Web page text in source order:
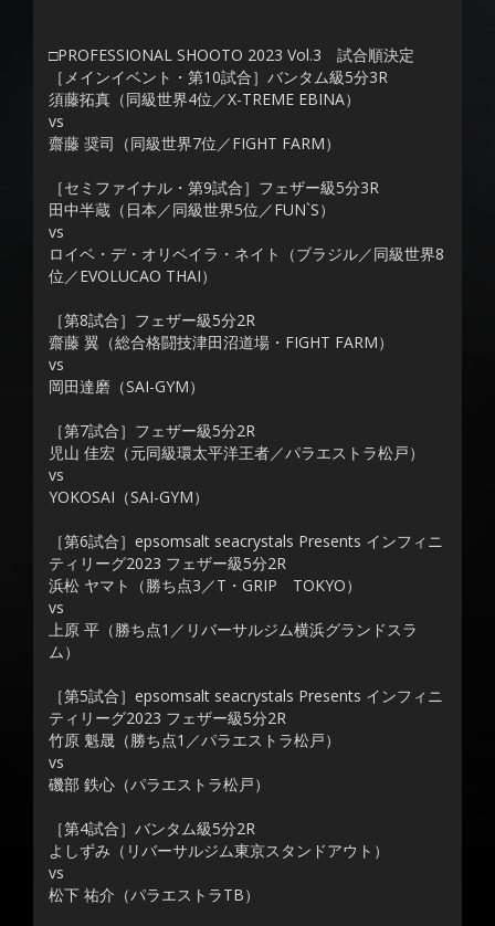
□PROFESSIONAL SHOOTO 2023 Vol.3 試合順決定
［メインイベント・第10試合］バンタム級5分3R
須藤拓真（同級世界4位／X-TREME EBINA）
vs
齋藤 奨司（同級世界7位／FIGHT FARM）
［セミファイナル・第9試合］フェザー級5分3R
田中半蔵（日本／同級世界5位／FUN`S）
vs
ロイベ・デ・オリベイラ・ネイト（ブラジル／同級世界8
位／EVOLUCAO THAI）
［第8試合］フェザー級5分2R
齋藤 翼（総合格闘技津田沼道場・FIGHT FARM）
vs
岡田達磨（SAI-GYM）
［第7試合］フェザー級5分2R
児山 佳宏（元同級環太平洋王者／パラエストラ松戸）
vs
YOKOSAI（SAI-GYM）
［第6試合］epsomsalt seacrystals Presents インフィニ
ティリーグ2023 フェザー級5分2R
浜松 ヤマト（勝ち点3／T・GRIP TOKYO）
vs
上原 平（勝ち点1／リバーサルジム横浜グランドスラ
ム）
［第5試合］epsomsalt seacrystals Presents インフィニ
ティリーグ2023 フェザー級5分2R
竹原 魁晟（勝ち点1／パラエストラ松戸）
vs
磯部 鉄心（パラエストラ松戸）
［第4試合］バンタム級5分2R
よしずみ（リバーサルジム東京スタンドアウト）
vs
松下 祐介（パラエストラTB）